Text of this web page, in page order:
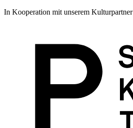
In Kooperation mit unserem Kulturpartner